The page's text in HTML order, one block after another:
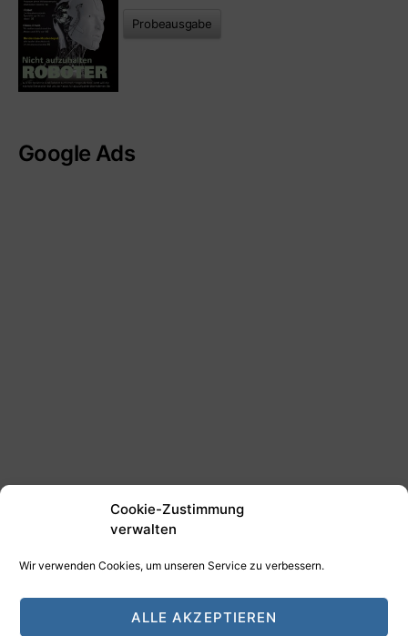
Cookie-Zustimmung
verwalten
Wir verwenden Cookies, um unseren Service zu verbessern.
ALLE AKZEPTIEREN
Probeausgabe
Google Ads
HAMANN DESIGN - Digitale Medien